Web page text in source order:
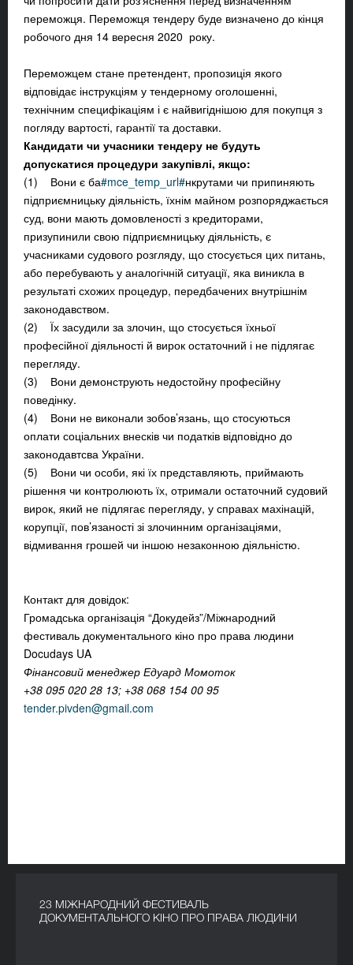
переможця. Переможця тендеру буде визначено до кінця
робочого дня 14 вересня 2020 року.
Переможцем стане претендент, пропозиція якого
відповідає інструкціям у тендерному оголошенні,
технічним специфікаціям і є найвигіднішою для покупця з
погляду вартості, гарантії та доставки.
Кандидати чи учасники тендеру не будуть
допускатися процедури закупівлі, якщо:
(1) Вони є ба#mce_temp_url#нкрутами чи припиняють
підприємницьку діяльність, їхнім майном розпоряджається
суд, вони мають домовленості з кредиторами,
призупинили свою підприємницьку діяльність, є
учасниками судового розгляду, що стосується цих питань,
або перебувають у аналогічній ситуації, яка виникла в
результаті схожих процедур, передбачених внутрішнім
законодавством.
(2) Їх засудили за злочин, що стосується їхньої
професійної діяльності й вирок остаточний і не підлягає
перегляду.
(3) Вони демонструють недостойну професійну
поведінку.
(4) Вони не виконали зобов’язань, що стосуються
оплати соціальних внесків чи податків відповідно до
законодавтсва України.
(5) Вони чи особи, які їх представляють, приймають
рішення чи контролюють їх, отримали остаточний судовий
вирок, який не підлягає перегляду, у справах махінацій,
корупції, пов’язаності зі злочинним організаціями,
відмивання грошей чи іншою незаконною діяльністю.
Контакт для довідок:
Громадська організація “Докудейз”/Міжнародний
фестиваль документального кіно про права людини
Docudays UA
Фінансовий менеджер Едуард Момоток
+38 095 020 28 13; +38 068 154 00 95
tender.pivden@gmail.com
23 МІЖНАРОДНИЙ ФЕСТИВАЛЬ
ДОКУМЕНТАЛЬНОГО КІНО ПРО ПРАВА ЛЮДИНИ